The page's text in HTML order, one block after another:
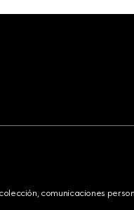
comunicaciones